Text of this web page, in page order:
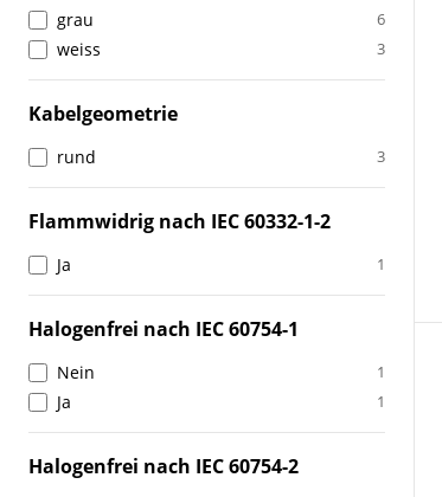
grau 6
weiss 3
Kabelgeometrie
rund 3
Flammwidrig nach IEC 60332-1-2
Ja 1
Halogenfrei nach IEC 60754-1
Nein 1
Ja 1
Halogenfrei nach IEC 60754-2